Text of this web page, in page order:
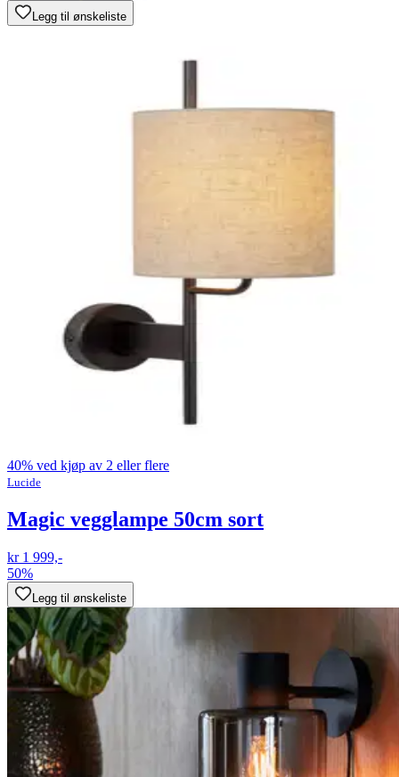
Legg til ønskeliste
40% ved kjøp av 2 eller flere
Lucide
Magic vegglampe 50cm sort
kr 1 999,-
50%
Legg til ønskeliste